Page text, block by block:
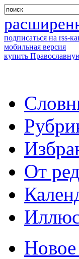
подписаться на rss-
мобильная версия
купить
От
Новое